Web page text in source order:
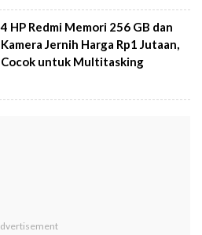
4 HP Redmi Memori 256 GB dan
Kamera Jernih Harga Rp1 Jutaan,
Cocok untuk Multitasking